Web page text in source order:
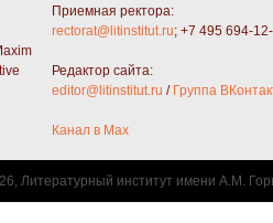
Приемная ректора:
rectorat@litinstitut.ru; +7 495 694-
Редактор сайта:
editor@litinstitut.ru / Группа
Канал в Max
Литературный институт имени А.М.